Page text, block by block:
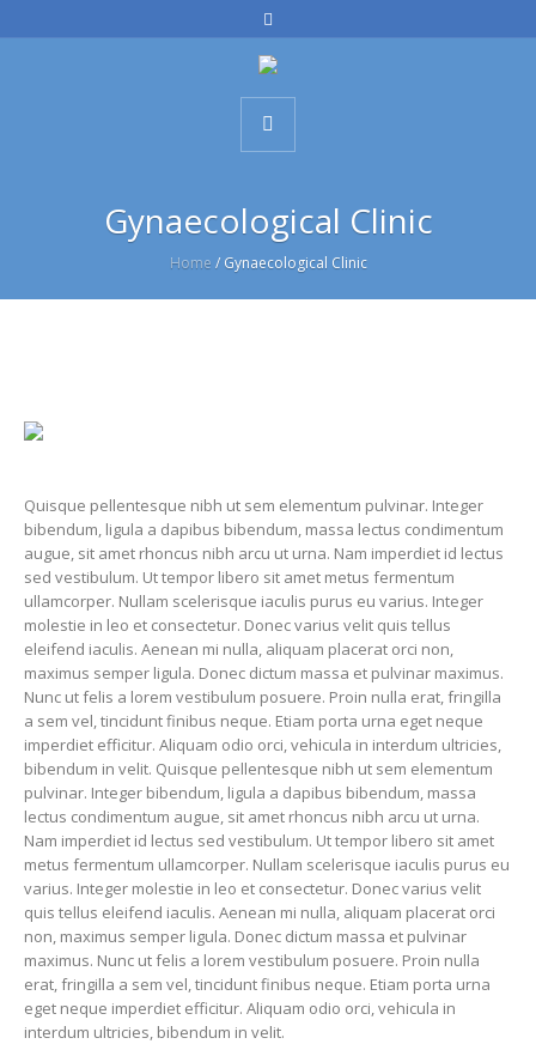
Gynaecological Clinic
Home / Gynaecological Clinic
Quisque pellentesque nibh ut sem elementum pulvinar. Integer
bibendum, ligula a dapibus bibendum, massa lectus condimentum
augue, sit amet rhoncus nibh arcu ut urna. Nam imperdiet id lectus
sed vestibulum. Ut tempor libero sit amet metus fermentum
ullamcorper. Nullam scelerisque iaculis purus eu varius. Integer
molestie in leo et consectetur. Donec varius velit quis tellus
eleifend iaculis. Aenean mi nulla, aliquam placerat orci non,
maximus semper ligula. Donec dictum massa et pulvinar maximus.
Nunc ut felis a lorem vestibulum posuere. Proin nulla erat, fringilla
a sem vel, tincidunt finibus neque. Etiam porta urna eget neque
imperdiet efficitur. Aliquam odio orci, vehicula in interdum ultricies,
bibendum in velit. Quisque pellentesque nibh ut sem elementum
pulvinar. Integer bibendum, ligula a dapibus bibendum, massa
lectus condimentum augue, sit amet rhoncus nibh arcu ut urna.
Nam imperdiet id lectus sed vestibulum. Ut tempor libero sit amet
metus fermentum ullamcorper. Nullam scelerisque iaculis purus eu
varius. Integer molestie in leo et consectetur. Donec varius velit
quis tellus eleifend iaculis. Aenean mi nulla, aliquam placerat orci
non, maximus semper ligula. Donec dictum massa et pulvinar
maximus. Nunc ut felis a lorem vestibulum posuere. Proin nulla
erat, fringilla a sem vel, tincidunt finibus neque. Etiam porta urna
eget neque imperdiet efficitur. Aliquam odio orci, vehicula in
interdum ultricies, bibendum in velit.